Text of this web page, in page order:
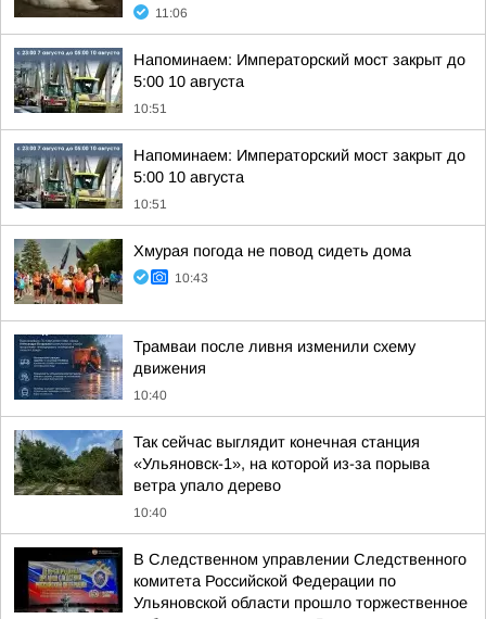
11:06
Напоминаем: Императорский мост закрыт до
5:00 10 августа
10:51
Напоминаем: Императорский мост закрыт до
5:00 10 августа
10:51
Хмурая погода не повод сидеть дома
10:43
Трамваи после ливня изменили схему
движения
10:40
Так сейчас выглядит конечная станция
«Ульяновск-1», на которой из-за порыва
ветра упало дерево
10:40
В Следственном управлении Следственного
комитета Российской Федерации по
Ульяновской области прошло торжественное